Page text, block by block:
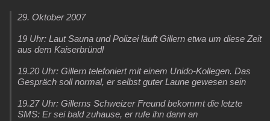
29. Oktober 2007
19 Uhr: Laut Sauna und Polizei läuft Gillern etwa um diese Zeit
aus dem Kaiserbründl
19.20 Uhr: Gillern telefoniert mit einem Unido-Kollegen. Das
Gespräch soll normal, er selbst guter Laune gewesen sein
19.27 Uhr: Gillerns Schweizer Freund bekommt die letzte
SMS: Er sei bald zuhause, er rufe ihn dann an